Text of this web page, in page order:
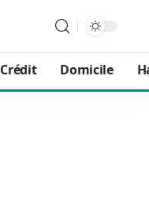
Crédit Domicile